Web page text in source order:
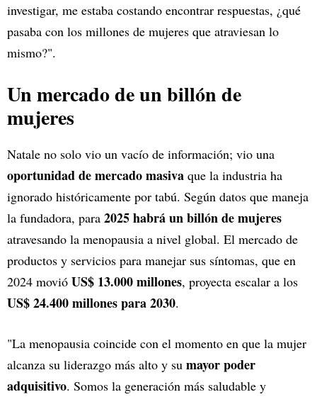
investigar, me estaba costando encontrar respuestas, ¿qué
pasaba con los millones de mujeres que atraviesan lo
mismo?".
Un mercado de un billón de
mujeres
Natale no solo vio un vacío de información; vio una
oportunidad de mercado masiva que la industria ha
ignorado históricamente por tabú. Según datos que maneja
la fundadora, para 2025 habrá un billón de mujeres
atravesando la menopausia a nivel global. El mercado de
productos y servicios para manejar sus síntomas, que en
2024 movió US$ 13.000 millones, proyecta escalar a los
US$ 24.400 millones para 2030.
"La menopausia coincide con el momento en que la mujer
alcanza su liderazgo más alto y su mayor poder
adquisitivo. Somos la generación más saludable y